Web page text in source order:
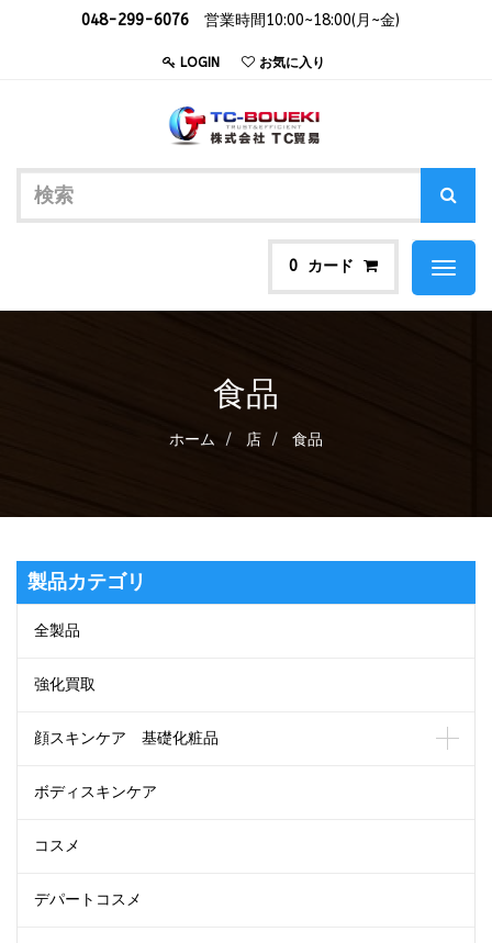
048-299-6076 営業時間10:00~18:00(月~金)
LOGIN お気に入り
0 カード
Toggle
食品
ホーム 店 食品
製品カテゴリ
全製品
強化買取
顔スキンケア 基礎化粧品
ボディスキンケア
コスメ
デパートコスメ